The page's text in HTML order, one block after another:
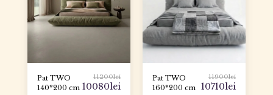
Pat TWO
140*200 cm
11200lei
10080lei
Pat TWO
160*200 cm
11900lei
10710lei